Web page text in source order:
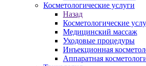
Косметологические услуги
Назад
Косметологические
Медицинский массаж
Уходовые процедуры
Инъекционная
Аппаратная